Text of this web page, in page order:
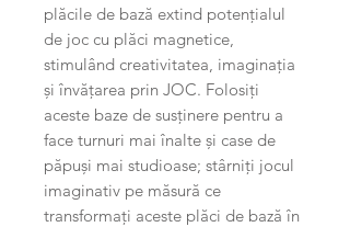
plăcile de bază extind potențialul
de joc cu plăci magnetice,
stimulând creativitatea, imaginația
și învățarea prin JOC. Folosiți
aceste baze de susținere pentru a
face turnuri mai înalte și case de
păpuși mai studioase; stârniți jocul
imaginativ pe măsură ce
transformați aceste plăci de bază în